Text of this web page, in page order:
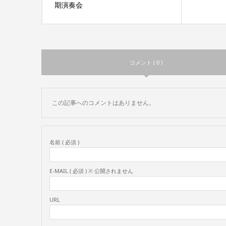
期演奏会
コメント ( 0 )
この記事へのコメントはありません。
名前 ( 必須 )
E-MAIL ( 必須 ) ※ 公開されません
URL